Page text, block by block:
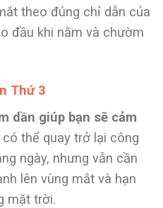
theo đúng chỉ dẫn của
đầu khi nằm và chườm
Thứ 3
dần giúp bạn sẽ cảm
có thể quay trở lại công
ngày, nhưng vẫn cần
lên vùng mắt và hạn
mặt trời.